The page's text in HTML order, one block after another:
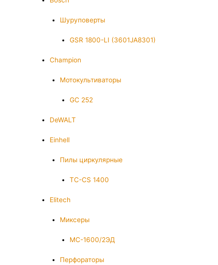
Шуруповерты
GSR 1800-LI (3601JA8301)
Champion
Мотокультиваторы
GC 252
DeWALT
Einhell
Пилы циркулярные
TC-CS 1400
Elitech
Миксеры
МС-1600/2ЭД
Перфораторы